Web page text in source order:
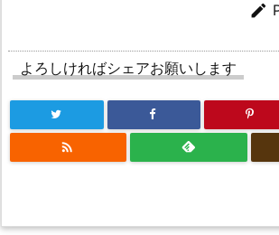

よろしければシェアお願いします
